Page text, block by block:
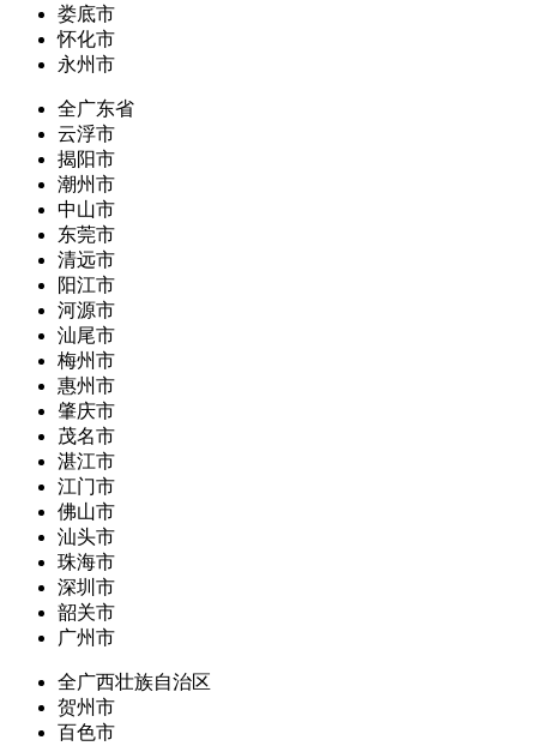
娄底市
怀化市
永州市
全广东省
云浮市
揭阳市
潮州市
中山市
东莞市
清远市
阳江市
河源市
汕尾市
梅州市
惠州市
肇庆市
茂名市
湛江市
江门市
佛山市
汕头市
珠海市
深圳市
韶关市
广州市
全广西壮族自治区
贺州市
百色市